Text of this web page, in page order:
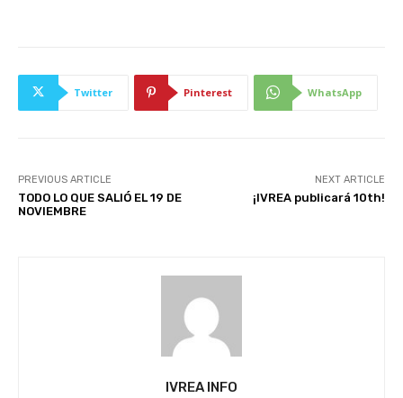
Twitter Pinterest WhatsApp
PREVIOUS ARTICLE
TODO LO QUE SALIÓ EL 19 DE
NOVIEMBRE
NEXT ARTICLE
¡IVREA publicará 10th!
IVREA INFO